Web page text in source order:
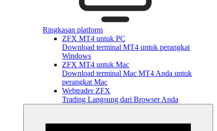
Ringkasan platform
ZFX MT4 untuk PC
Download terminal MT4 untuk perangkat
Windows
ZFX MT4 untuk Mac
Download terminal Mac MT4 Anda untuk
perangkat Mac
Webtrader ZFX
Trading Langsung dari Browser Anda